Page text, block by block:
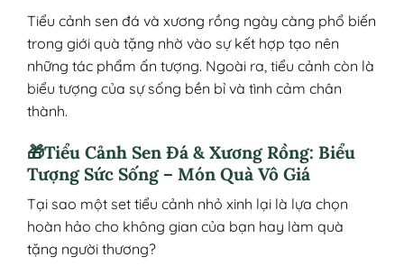
Tiểu cảnh sen đá và xương rồng ngày càng phổ biến
trong giới quà tặng nhờ vào sự kết hợp tạo nên
những tác phẩm ấn tượng. Ngoài ra, tiểu cảnh còn là
biểu tượng của sự sống bền bỉ và tình cảm chân
thành.
🎁Tiểu Cảnh Sen Đá & Xương Rồng: Biểu
Tượng Sức Sống – Món Quà Vô Giá
Tại sao một set tiểu cảnh nhỏ xinh lại là lựa chọn
hoàn hảo cho không gian của bạn hay làm quà
tặng người thương?